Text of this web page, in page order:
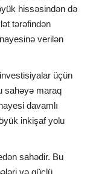
hissəsindən də
tərəfindən
verilən
üçün
sahəyə maraq
davamlı
inkişaf yolu
sahədir. Bu